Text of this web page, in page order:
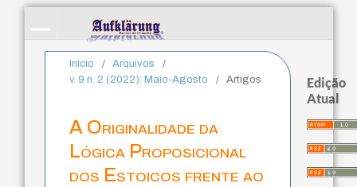
Início / Arquivos
/
v. 9 n. 2 (2022): Maio-Agosto
/ Artigos
A Originalidade da
Lógica Proposicional
dos Estoicos frente ao
Edição
Atual